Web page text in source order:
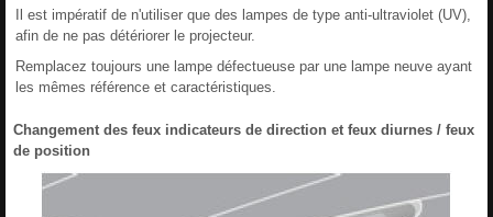
Il est impératif de n'utiliser que des lampes de type anti-ultraviolet (UV),
afin de ne pas détériorer le projecteur.
Remplacez toujours une lampe défectueuse par une lampe neuve ayant
les mêmes référence et caractéristiques.
Changement des feux indicateurs de direction et feux diurnes / feux
de position